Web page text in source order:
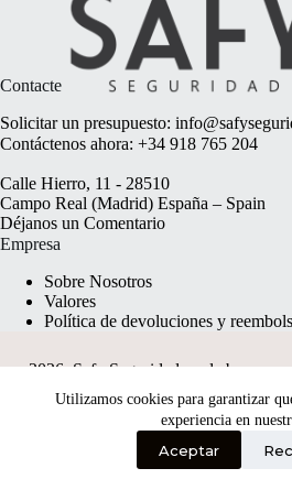
Utilizamos cookies para garantizar
experiencia en
Aceptar
Contacte
Solicitar un presupuesto:
Contáctenos ahora: +34 918 765 204
Calle Hierro, 11 - 28510
Campo Real (Madrid) España – Spain
Déjanos un Comentario
Empresa
Sobre Nosotros
Valores
Política de devoluciones y
2026, Safy Seguridad made by